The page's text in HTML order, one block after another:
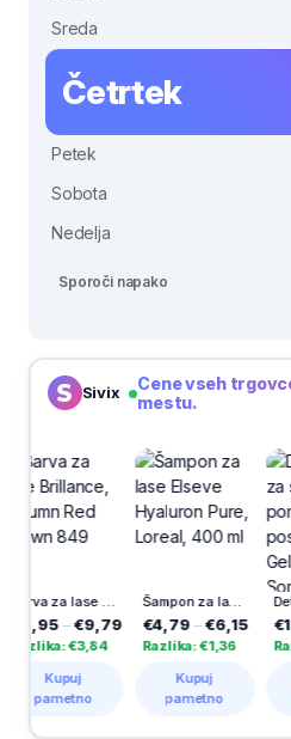
Sreda
Četrtek
Petek
Sobota
Nedelja
Sporoči napako
Sivix
Cene vseh
mestu.
Barva za lase Brillance, Autumn Red Brown 849
€9,79
Šampon za lase Elseve Hyaluron Pure, Loreal, 400 ml
€4,79– €6,15
Razlika: €1,36
Detergent za
€13,50
Razlika: